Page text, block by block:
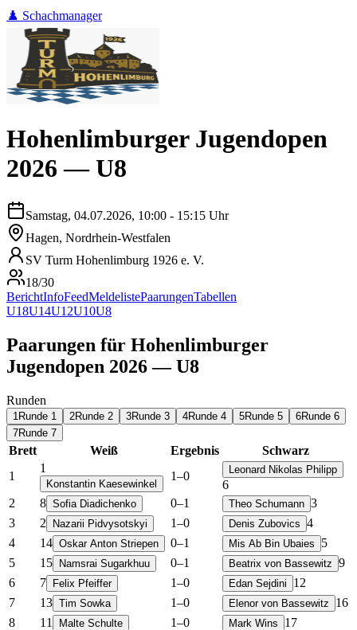
♟️ Schachmanager
Hohenlimburger Jugendopen
2026 — U8
Samstag, 04.07.2026, 10:00 - 15:15 Uhr
Hagen, Nordrhein-Westfalen
SV Turm Hohenlimburg 1926 e. V.
18/30
BerichtInfoFeedMeldelistePaarungenTabellen
U18U14U12U10U8
Paarungen für Hohenlimburger
Jugendopen 2026 — U8
Runden
1 Runde 1 2Runde 2 3Runde 3 4Runde 4 5Runde 5 6Runde 6
7Runde 7
Brett Weiß Ergebnis
Schwarz
1
1
Konstantin Kaesewinkel
1–0 Leonard Nikolas Philipp
6
2
8 Sofia Diadichenko 0–1 Theo Schumann 3
3
2 Nazarii Pidvysotskyi 1–0 Denis Zubovics 4
4
14 Oskar Anton Striepen 0–1 Mis Ab Bin Ubaies
5
5
15 Namsrai Sugarkhuu 0–1 Beatrix von Bassewitz 9
6
7 Felix Pfeiffer 1–0 Edan Sejdini
12
7
13 Tim Sowka 1–0 Elenor von Bassewitz
16
8
11 Malte Schulte 1–0 Mark Wins
17